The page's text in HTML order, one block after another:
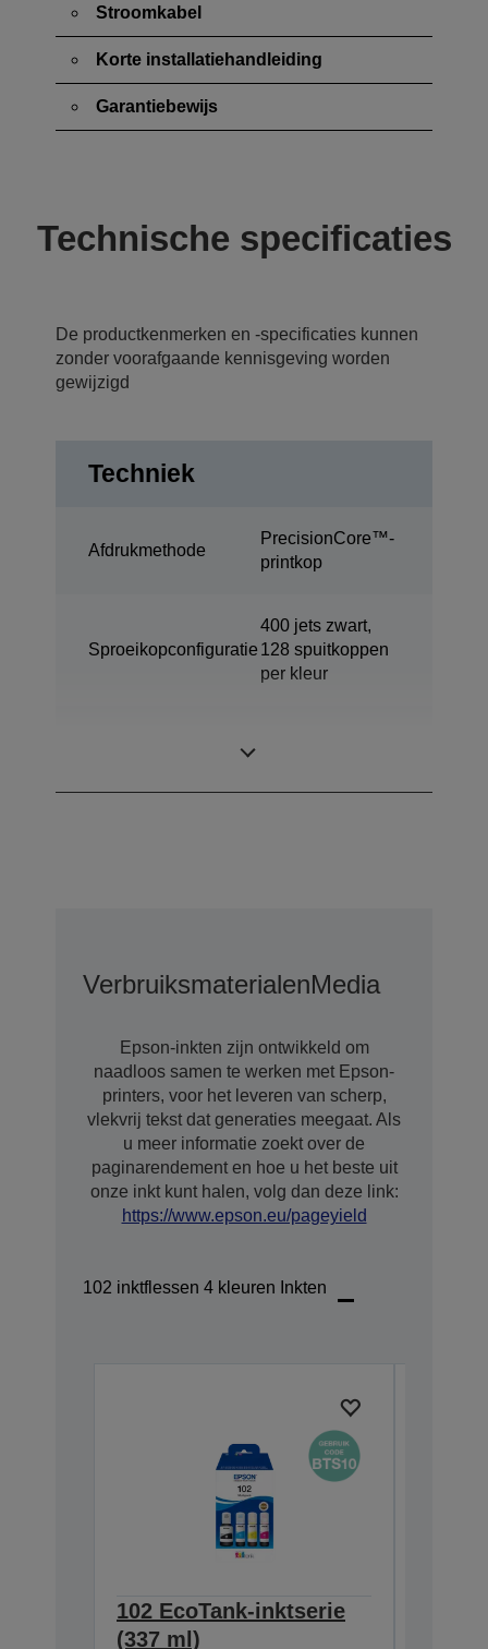
Stroomkabel
Korte installatiehandleiding
Garantiebewijs
Technische specificaties
De productkenmerken en -specificaties kunnen
zonder voorafgaande kennisgeving worden
gewijzigd
Techniek
Afdrukmethode
PrecisionCore™-
printkop
Sproeikopconfiguratie
400 jets zwart,
128 spuitkoppen
per kleur
VerbruiksmaterialenMedia
Epson-inkten zijn ontwikkeld om
naadloos samen te werken met Epson-
printers, voor het leveren van scherp,
vlekvrij tekst dat generaties meegaat. Als
u meer informatie zoekt over de
paginarendement en hoe u het beste uit
onze inkt kunt halen, volg dan deze link:
https://www.epson.eu/pageyield
102 inktflessen 4 kleuren Inkten
102 EcoTank-inktserie
(337 ml)